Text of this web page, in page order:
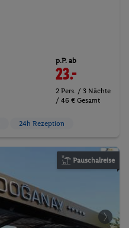
p.P. ab
23.-
2 Pers. / 3 Nächte
/ 46 € Gesamt
24h Rezeption
Pauschalreise